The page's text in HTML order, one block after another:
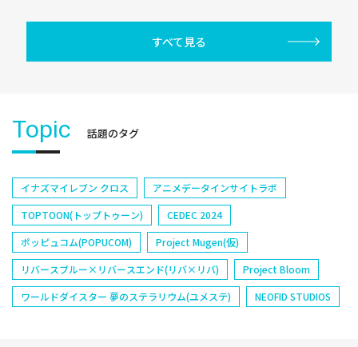
すべて見る
Topic 話題のタグ
イナズマイレブン クロス
アニメデータインサイトラボ
TOPTOON(トップトゥーン)
CEDEC 2024
ポッピュコム(POPUCOM)
Project Mugen(仮)
リバースブルー×リバースエンド(リバ×リバ)
Project Bloom
ワールドダイスター 夢のステラリウム(ユメステ)
NEOFID STUDIOS